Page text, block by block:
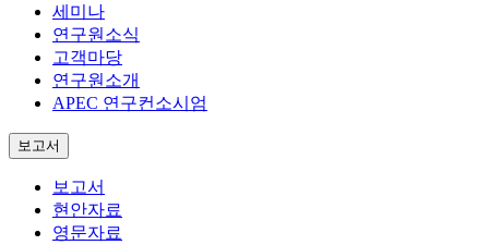
세미나
연구원소식
고객마당
연구원소개
APEC 연구컨소시엄
보고서
보고서
현안자료
영문자료